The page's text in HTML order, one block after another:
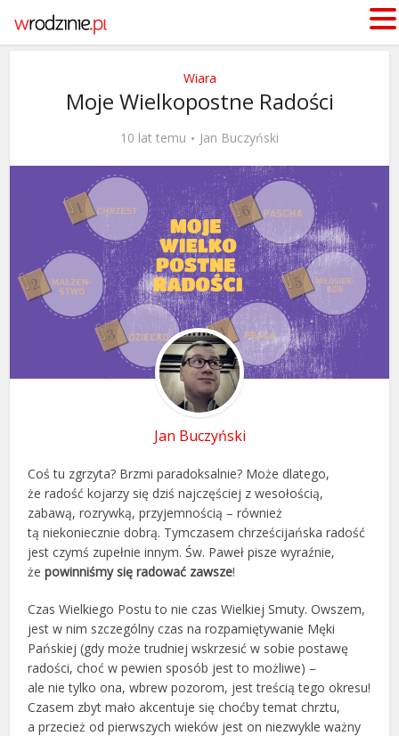
Wiara
Moje Wielkopostne Radości
10 lat temu Jan Buczyński
Jan Buczyński
Coś tu zgrzyta? Brzmi paradoksalnie? Może dlatego,
że radość kojarzy się dziś najczęściej z wesołością,
zabawą, rozrywką, przyjemnością – również
tą niekoniecznie dobrą. Tymczasem chrześcijańska radość
jest czymś zupełnie innym. Św. Paweł pisze wyraźnie,
żepowinniśmy się radować zawsze!
Czas Wielkiego Postu to nie czas Wielkiej Smuty. Owszem,
jest w nim szczególny czas na rozpamiętywanie Męki
Pańskiej (gdy może trudniej wskrzesić w sobie postawę
radości, choć w pewien sposób jest to możliwe) –
ale nie tylko ona, wbrew pozorom, jest treścią tego okresu!
Czasem zbyt mało akcentuje się choćby temat chrztu,
a przecież od pierwszych wieków jest on niezwykle ważny